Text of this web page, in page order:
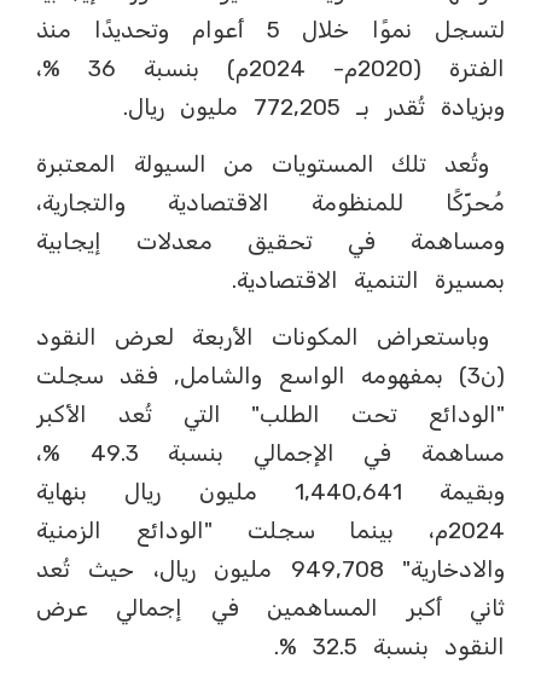
لتسجل نموًا خلال 5 أعوام وتحديدًا منذ
الفترة (2020م- 2024م) بنسبة 36 %،
وبزيادة تُقدر بـ 772,205 مليون ريال.
وتُعد تلك المستويات من السيولة المعتبرة
مُحرّكًا للمنظومة الاقتصادية والتجارية،
ومساهمة في تحقيق معدلات إيجابية
بمسيرة التنمية الاقتصادية.
وباستعراض المكونات الأربعة لعرض النقود
(ن3) بمفهومه الواسع والشامل, فقد سجلت
"الودائع تحت الطلب" التي تُعد الأكبر
مساهمة في الإجمالي بنسبة 49.3 %،
وبقيمة 1,440,641 مليون ريال بنهاية
2024م، بينما سجلت "الودائع الزمنية
والادخارية" 949,708 مليون ريال، حيث تُعد
ثاني أكبر المساهمين في إجمالي عرض
النقود بنسبة 32.5 %.